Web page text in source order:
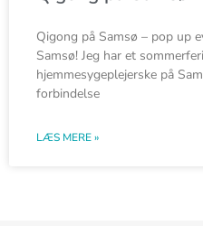
Qigong på Samsø – pop up
Samsø! Jeg har et
hjemmesygeplejerske på
forbindelse
LÆS MERE »